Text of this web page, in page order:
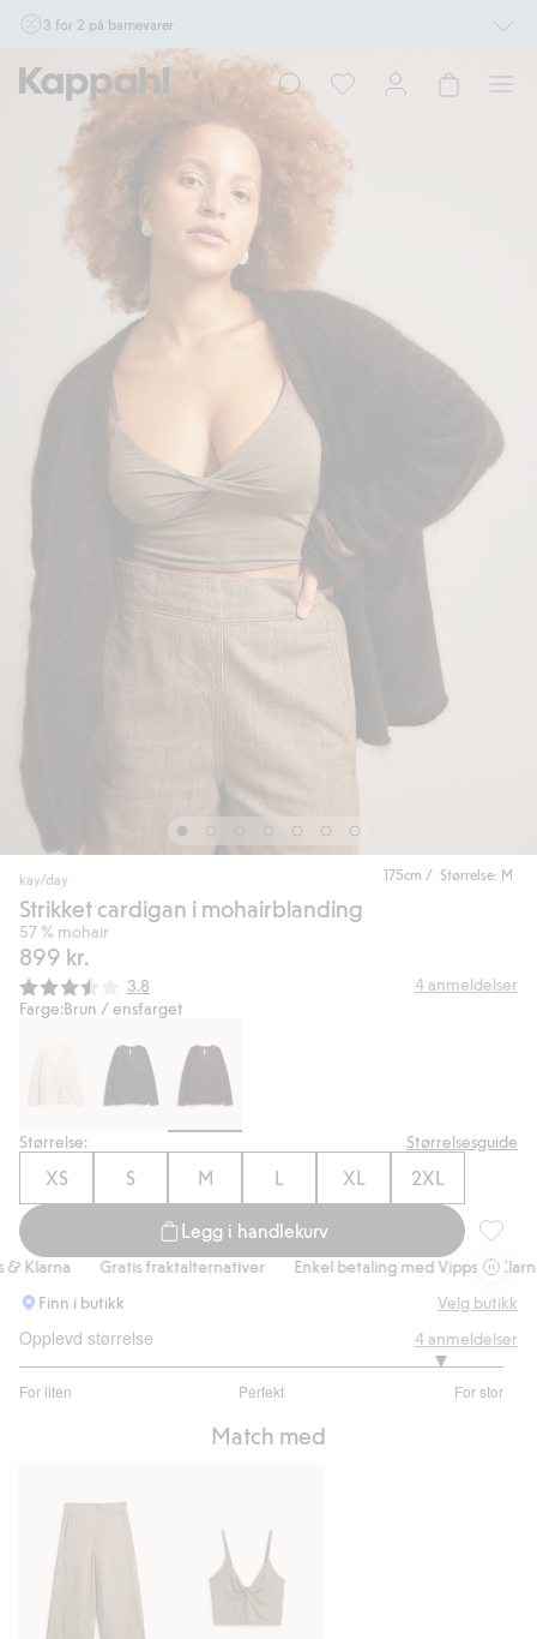
3 for 2 på barnevarer
Ikke Newbie. Gjelder når du handler 2 eller flere varer som inngår i tilbudet tom.
17/8 i butikk & online for deg som er eller blir medlem. Kan ikke kombineres med
andre tilbud eller rabatter.
Handle nå
175cm / Størrelse: M
kay/day
Strikket cardigan i mohairblanding
57 % mohair
899 kr.
Gjennomsnittskarakter:
3.8 4anmeldelser
Farge:Brun / ensfarget
Størrelse: Størrelsesguide
XS S M L XL 2XL
Legg i handlekurv
Gratis fraktalternativer
Enkel betaling med Vipps & Klarna
Finn i butikk
Velg butikk
Opplevd størrelse
For liten Perfekt For stor
av
stemmer
4anmeldelser
Match med